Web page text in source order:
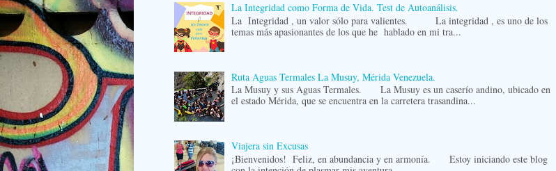
La Integridad como Forma de Vida. Test de Autoanálisis.
La Integridad , un valor sólo para valientes. La integridad , es uno de los
temas más apasionantes de los que he hablado en mi tra...
Ruta Aguas Termales La Musuy, Mérida Venezuela.
La Musuy y sus Aguas Termales. La Musuy es un caserío andino, ubicado en
el estado Mérida, que se encuentra en la carretera trasandina...
Viajera sin Excusas
¡Bienvenidos! Feliz, en abundancia y en armonía. Estoy iniciando este blog